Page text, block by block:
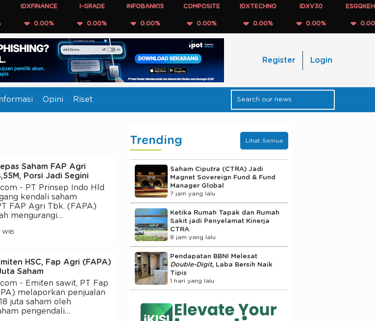
IDXFINANCE
0.00%
I-GRADE
0.00%
INFOBANK15
0.00%
COMPOSITE
0.00%
IDXTECHNO
0.00% 0.00%
ESGQKEHATI
0.00%
Register Login
Opini Riset
Saham FAP Agri
Porsi Jadi Segini
- PT Prinsep Indo Hld
kendali saham
FAP Agri Tbk. (FAPA)
mengurangi…
WIB
HSC, Fap Agri (FAPA)
Saham
- Emiten sawit, PT Fap
melaporkan penjualan
juta saham oleh
pengendali…
Trending Lihat Semua
Saham Ciputra (CTRA) Jadi
Magnet Sovereign Fund & Fund
Manager Global
7 jam yang lalu
Ketika Rumah Tapak dan Rumah
Sakit jadi Penyelamat Kinerja
CTRA
8 jam yang lalu
Pendapatan BBNI Melesat
Double-Digit, Laba Bersih Naik
Tipis
1 hari yang lalu